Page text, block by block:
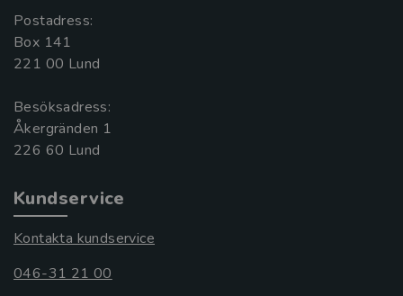
Postadress:
Box 141
221 00 Lund
Besöksadress:
Åkergränden 1
Kundservice
Kontakta kundservice
046-31 21 00